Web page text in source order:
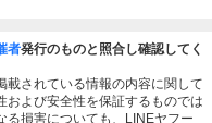
者発行のものと照合し確認してく
載されている情報の内容に関して
および安全性を保証するものでは
る損害についても、LINEヤフー